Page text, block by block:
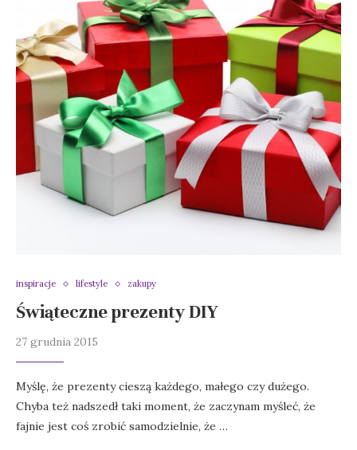
inspiracje lifestyle zakupy
Świąteczne prezenty DIY
27 grudnia 2015
Myślę, że prezenty cieszą każdego, małego czy dużego.
Chyba też nadszedł taki moment, że zaczynam myśleć, że
fajnie jest coś zrobić samodzielnie, że …